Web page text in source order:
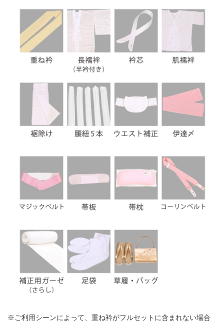
※ご利用シーンによって、重ね衿がフルセットに含まれない場合